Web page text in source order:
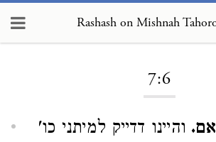
Rashash on Mishnah
7:6
והיינו דדייק למיתני כו'